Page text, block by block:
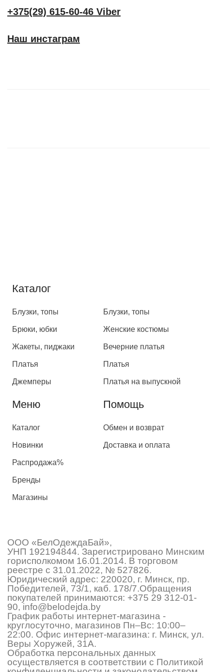
+375(29) 615-60-46 Viber
Наш инстаграм
Каталог
Блузки, топы
Брюки, юбки
Жакеты, пиджаки
Платья
Джемперы
Блузки, топы
Женские костюмы
Вечерние платья
Платья
Платья на выпускной
Меню
Каталог
Новинки
Распродажа%
Бренды
Магазины
Помощь
Обмен и возврат
Доставка и оплата
ООО «БелОдеждаБай»,
УНП 192194844. Зарегистрировано Минским
горисполкомом 16.01.2014. В торговом
реестре с 31.01.2022, № 527826.
Юридический адрес: 220020, г. Минск, пр.
Победителей, 73/1, каб. 178/7.Обращения
покупателей принимаются: +375 29 312-01-
90, info@belodejda.by
График работы интернет-магазина -
круглосуточно, магазинов Пн–Вс: 10:00–
22:00. Офис интернет-магазина: г. Минск, ул.
Веры Хоружей, 31А.
Обработка персональных данных
осуществляется в соответствии с Политикой